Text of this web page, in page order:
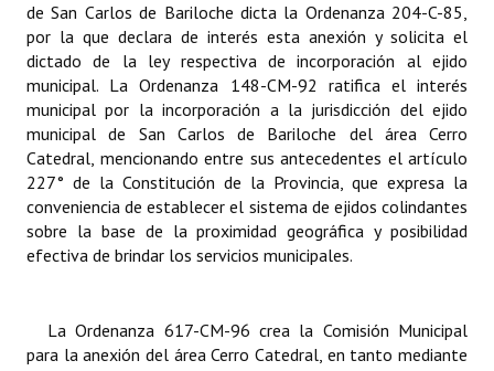
Bariloche, Municipio intercultural
Entrega de distinciones
REFORMA DE LA CARTA ORGÁNICA
de San Carlos de Bariloche dicta la Ordenanza 204-C-85,
por la que declara de interés esta anexión y solicita el
dictado de la ley respectiva de incorporación al ejido
municipal. La Ordenanza 148-CM-92 ratifica el interés
municipal por la incorporación a la jurisdicción del ejido
municipal de San Carlos de Bariloche del área Cerro
Catedral, mencionando entre sus antecedentes el artículo
227° de la Constitución de la Provincia, que expresa la
conveniencia de establecer el sistema de ejidos colindantes
sobre la base de la proximidad geográfica y posibilidad
efectiva de brindar los servicios municipales.
La Ordenanza 617-CM-96 crea la Comisión Municipal
para la anexión del área Cerro Catedral, en tanto mediante